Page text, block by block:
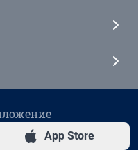
App Store